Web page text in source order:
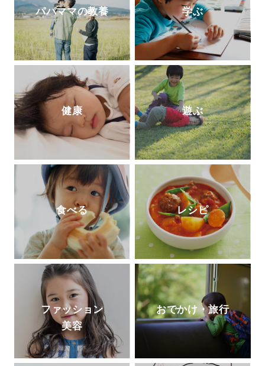
パパママの教養 学ぶ
健康 遊ぶ
食べる レシピ
ファッション
美容
おでかけ・旅行